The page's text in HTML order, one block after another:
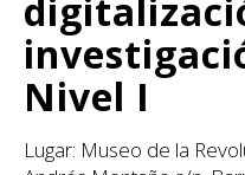
CCE en el interior/libros
Espacio itinerante de
Exposiciones
Formación
Género y Diversidad
Nivel I
Lugar: Museo de la